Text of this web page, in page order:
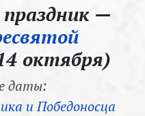
—
октября)
даты:
и Победоносца